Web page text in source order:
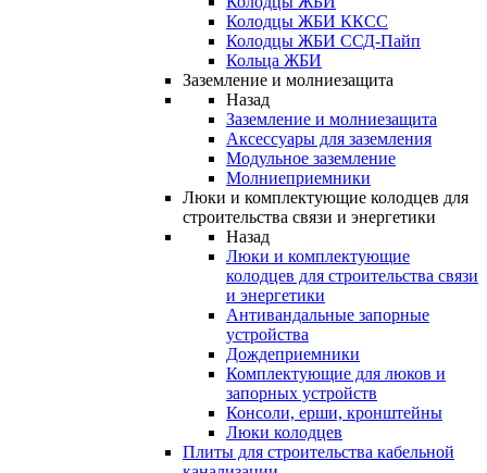
Колодцы ЖБИ ККСС
Колодцы ЖБИ ССД-Пайп
Кольца ЖБИ
Заземление и молниезащита
Назад
Заземление и молниезащита
Аксессуары для заземления
Модульное заземление
Молниеприемники
Люки и комплектующие колодцев для
строительства связи и энергетики
Назад
Люки и комплектующие
колодцев для строительства связи
и энергетики
Антивандальные запорные
устройства
Дождеприемники
Комплектующие для люков и
запорных устройств
Консоли, ерши, кронштейны
Люки колодцев
Плиты для строительства кабельной